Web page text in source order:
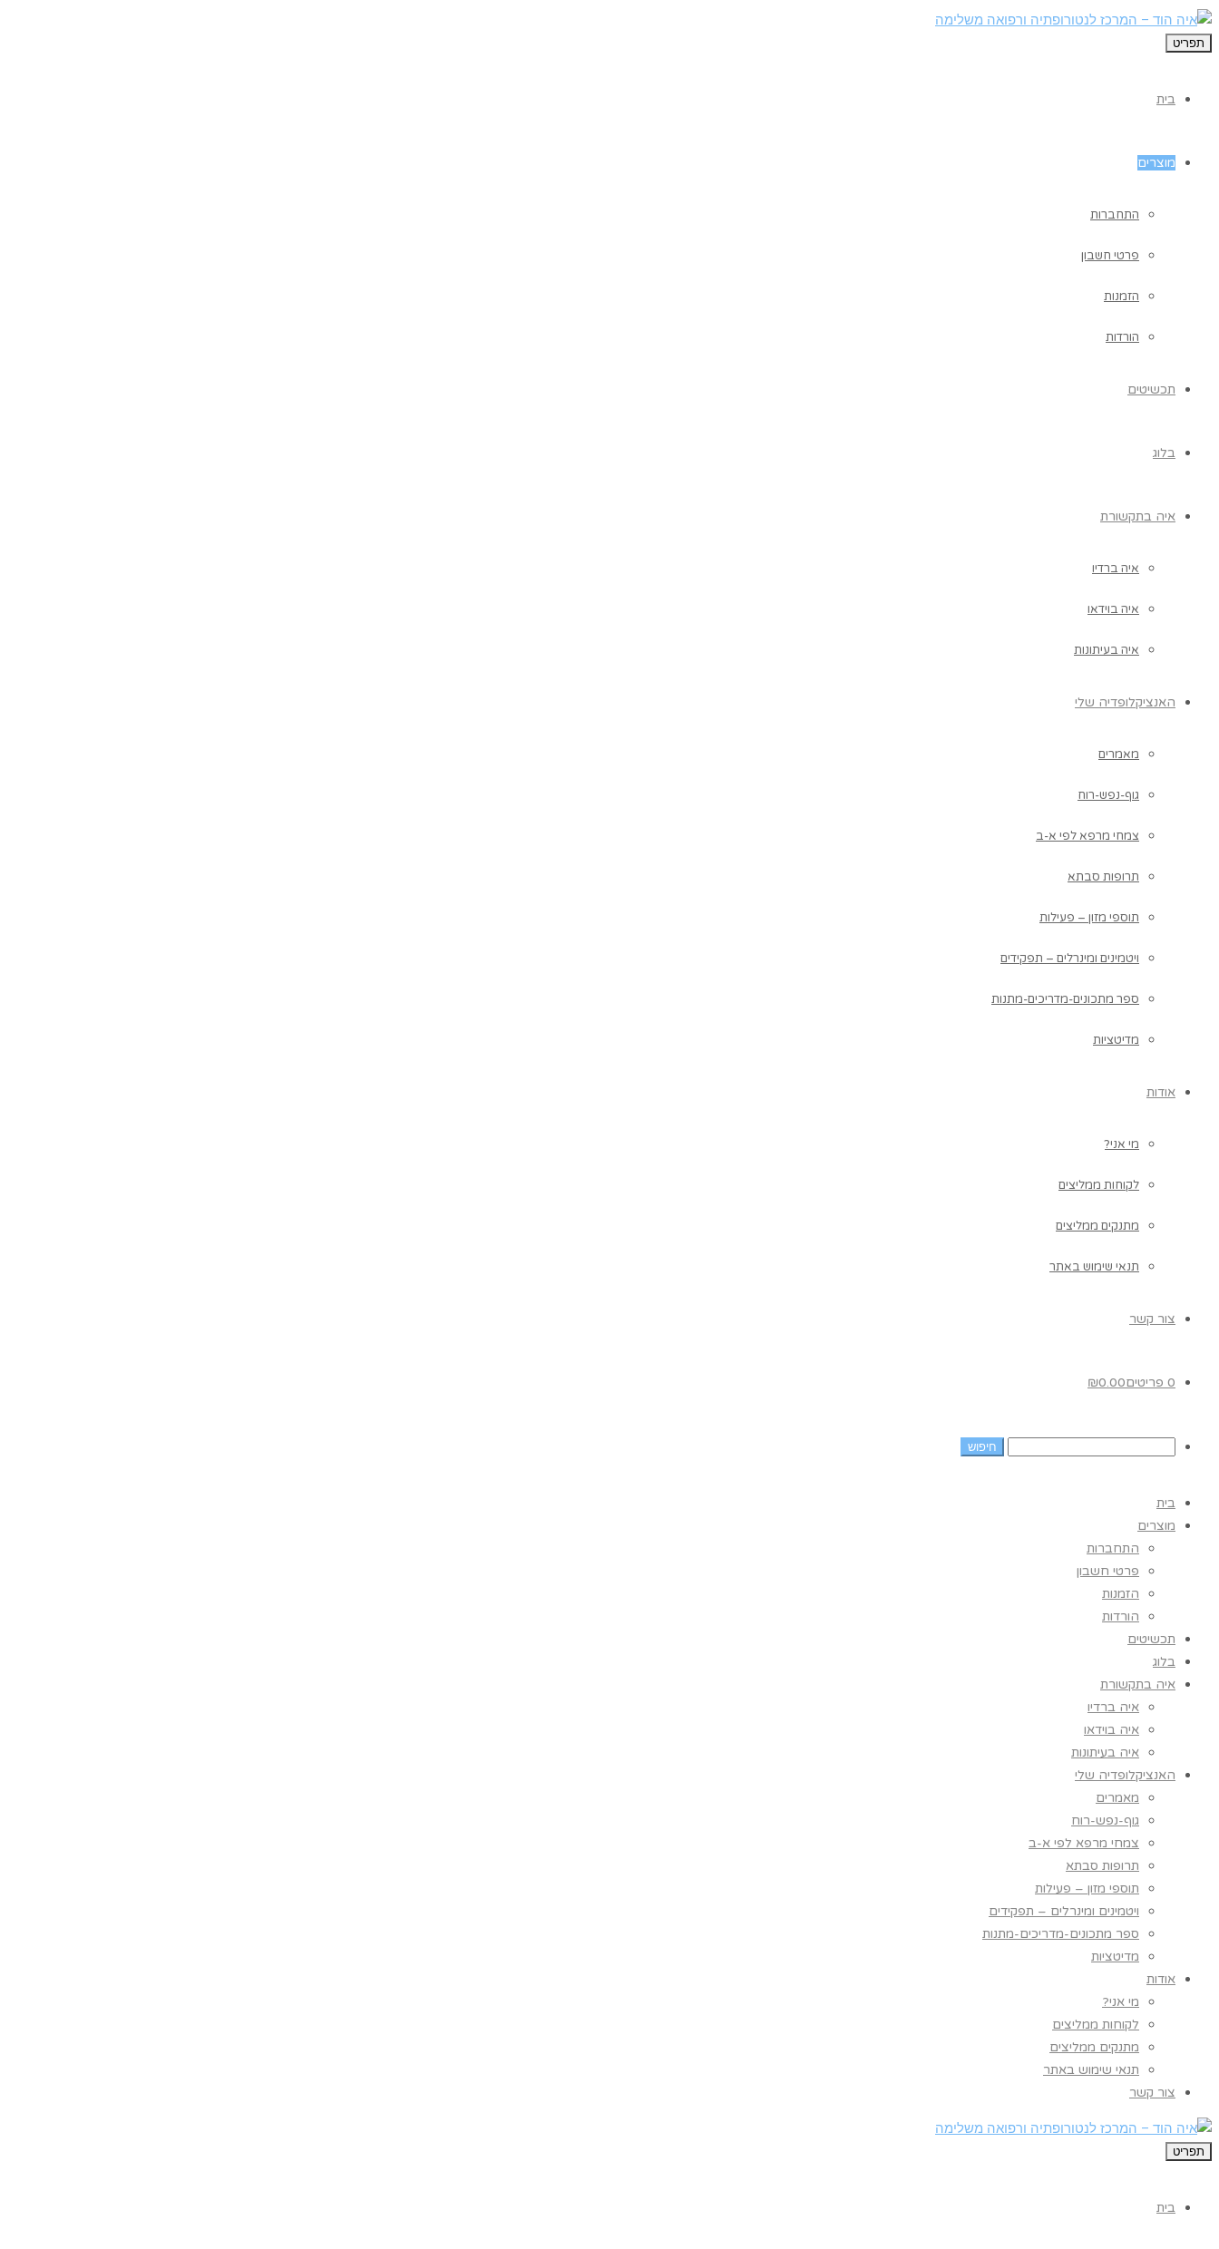
תפריט
בית
מוצרים
התחברות
פרטי חשבון
הזמנות
הורדות
תכשיטים
בלוג
איה בתקשורת
איה ברדיו
איה בוידאו
איה בעיתונות
האנציקלופדיה שלי
מאמרים
גוף-נפש-רוח
צמחי מרפא לפי א-ב
תרופות סבתא
תוספי מזון – פעילות
ויטמינים ומינרלים – תפקידים
ספר מתכונים-מדריכים-מתנות
מדיטציות
אודות
מי אני?
לקוחות ממליצים
מתנקים ממליצים
תנאי שימוש באתר
צור קשר
0 פריטים ₪0.00
בית
מוצרים
התחברות
פרטי חשבון
הזמנות
הורדות
תכשיטים
בלוג
איה בתקשורת
איה ברדיו
איה בוידאו
איה בעיתונות
האנציקלופדיה שלי
מאמרים
גוף-נפש-רוח
צמחי מרפא לפי א-ב
תרופות סבתא
תוספי מזון – פעילות
ויטמינים ומינרלים – תפקידים
ספר מתכונים-מדריכים-מתנות
מדיטציות
אודות
מי אני?
לקוחות ממליצים
מתנקים ממליצים
תנאי שימוש באתר
צור קשר
תפריט
בית